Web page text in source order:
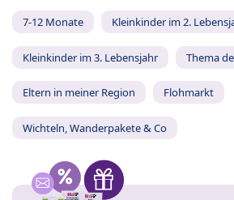
7-12 Monate Kleinkinder im 2.
Kleinkinder im 3. Lebensjahr Thema
Eltern in meiner Region Flohmarkt
Wichteln, Wanderpakete & Co